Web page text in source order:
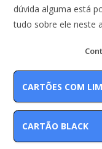
dúvida alguma está
tudo sobre ele neste
CARTÕES COM
CARTÃO BLACK